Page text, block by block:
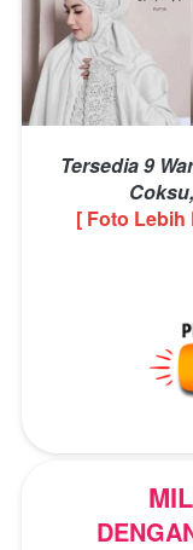
Tersedia 9
[ Foto